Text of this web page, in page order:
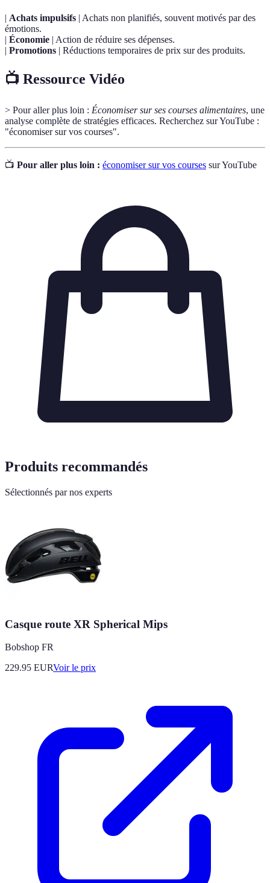
| Achats impulsifs | Achats non planifiés, souvent motivés par des
émotions.
| Économie | Action de réduire ses dépenses.
| Promotions | Réductions temporaires de prix sur des produits.
📺 Ressource Vidéo
> Pour aller plus loin : Économiser sur ses courses alimentaires, une
analyse complète de stratégies efficaces. Recherchez sur YouTube :
"économiser sur vos courses".
📺 Pour aller plus loin : économiser sur vos courses sur YouTube
Produits recommandés
Sélectionnés par nos experts
Casque route XR Spherical Mips
Bobshop FR
229.95 EURVoir le prix